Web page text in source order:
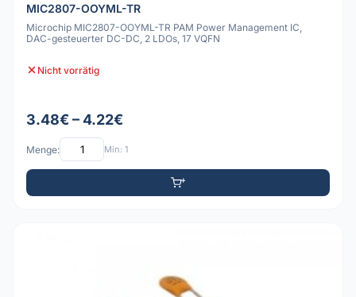
MIC2807-OOYML-TR
Microchip MIC2807-OOYML-TR PAM Power Management IC,
DAC-gesteuerter DC-DC, 2 LDOs, 17 VQFN
Nicht vorrätig
3.48€ – 4.22€
Menge: Min: 1